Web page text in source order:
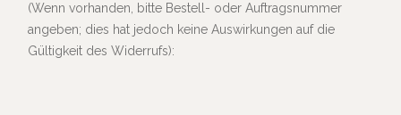
(Wenn vorhanden, bitte Bestell- oder Auftragsnummer
angeben; dies hat jedoch keine Auswirkungen auf die
Gültigkeit des Widerrufs):